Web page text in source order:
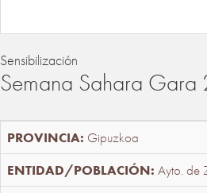
Sensibilización
Semana Sahara
Gipuzkoa
Ayto. de